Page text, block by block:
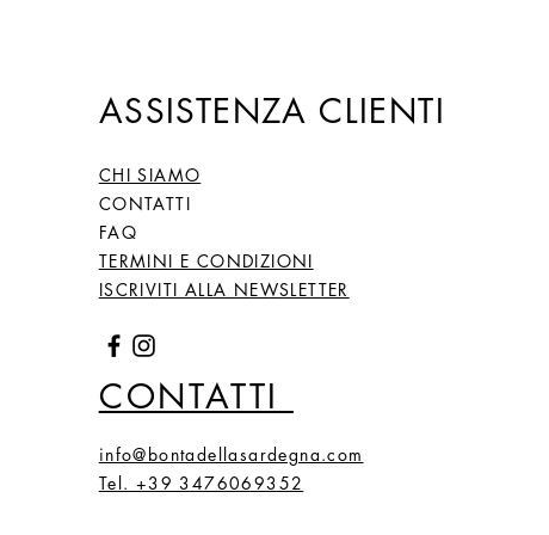
ASSISTENZA CLIENTI
CHI SIAMO
CONTATTI
FAQ
TERMINI E CONDIZIONI
ISCRIVITI ALLA NEWSLETTER
CONTATTI
info@bontadellasardegna.com
Tel. +39 3476069352